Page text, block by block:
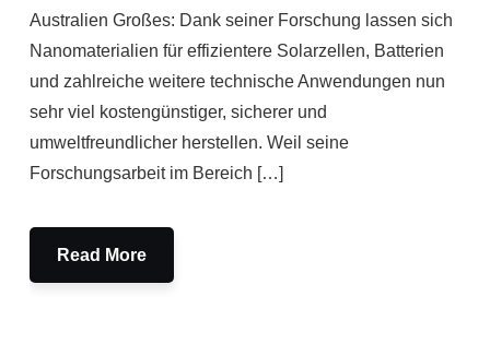
Australien Großes: Dank seiner Forschung lassen sich
Nanomaterialien für effizientere Solarzellen, Batterien
und zahlreiche weitere technische Anwendungen nun
sehr viel kostengünstiger, sicherer und
umweltfreundlicher herstellen. Weil seine
Forschungsarbeit im Bereich […]
Read More